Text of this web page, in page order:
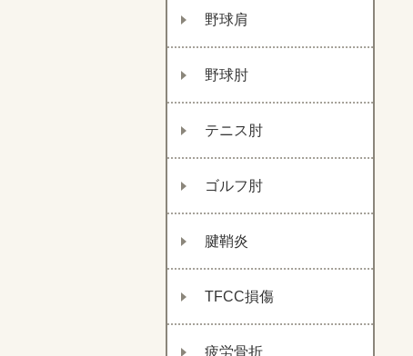
野球肩
野球肘
テニス肘
ゴルフ肘
腱鞘炎
TFCC損傷
疲労骨折